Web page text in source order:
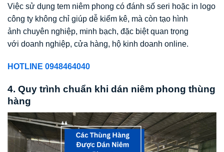
Việc sử dụng tem niêm phong có đánh số seri hoặc in logo
công ty không chỉ giúp dễ kiểm kê, mà còn tạo hình
ảnh chuyên nghiệp, minh bạch, đặc biệt quan trọng
với doanh nghiệp, cửa hàng, hộ kinh doanh online.
HOTLINE 0948464040
4. Quy trình chuẩn khi dán niêm phong thùng
hàng